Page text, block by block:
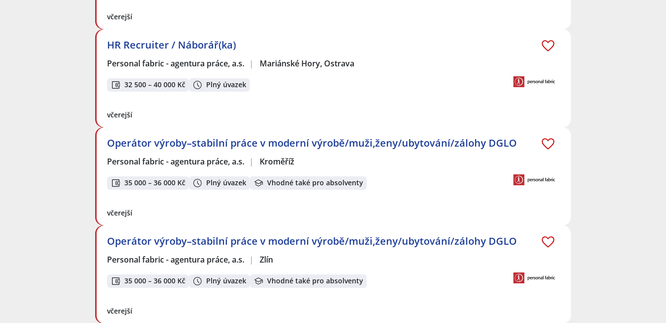
včerejší
HR Recruiter / Náborář(ka)
Personal fabric - agentura práce, a.s. | Mariánské Hory, Ostrava
32 500 – 40 000 Kč Plný úvazek
včerejší
Operátor výroby–stabilní práce v moderní výrobě/muži,ženy/ubytování/zálohy DGLO
Personal fabric - agentura práce, a.s. | Kroměříž
35 000 – 36 000 Kč Plný úvazek Vhodné také pro absolventy
včerejší
Operátor výroby–stabilní práce v moderní výrobě/muži,ženy/ubytování/zálohy DGLO
Personal fabric - agentura práce, a.s. | Zlín
35 000 – 36 000 Kč Plný úvazek Vhodné také pro absolventy
včerejší